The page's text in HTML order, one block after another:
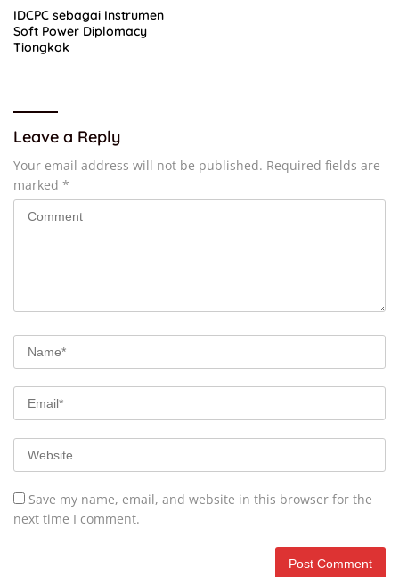
IDCPC sebagai Instrumen
Soft Power Diplomacy
Tiongkok
Leave a Reply
Your email address will not be published. Required fields are
marked *
Save my name, email, and website in this browser for the
next time I comment.